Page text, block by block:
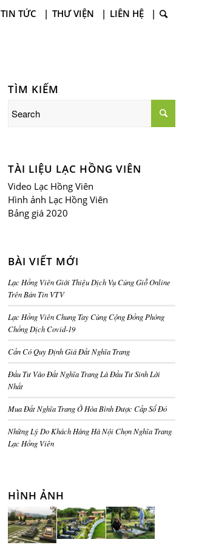
TIN TỨC THƯ VIỆN LIÊN HỆ
TÌM KIẾM
TÀI LIỆU LẠC HỒNG VIÊN
Video Lạc Hồng Viên
Hình ảnh Lạc Hồng Viên
Bảng giá 2020
BÀI VIẾT MỚI
Lạc Hồng Viên Giới Thiệu Dịch Vụ Cúng Giỗ Online
Trên Bản Tin VTV
Lạc Hồng Viên Chung Tay Cùng Cộng Đồng Phòng
Chống Dịch Covid-19
Cần Có Quy Định Giá Đất Nghĩa Trang
Đầu Tư Vào Đất Nghĩa Trang Là Đầu Tư Sinh Lời
Nhất
Mua Đất Nghĩa Trang Ở Hòa Bình Được Cấp Sổ Đỏ
Những Lý Do Khách Hàng Hà Nội Chọn Nghĩa Trang
Lạc Hồng Viên
HÌNH ẢNH